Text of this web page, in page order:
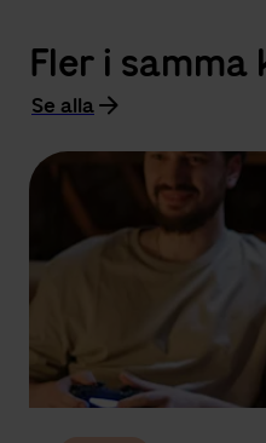
Fler i samma
Se alla